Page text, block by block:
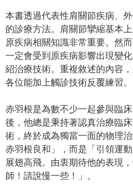
本書透過代表性肩關節疾病、
的診療方法。肩關節攣縮基本
原疾病相關知識非常重要。然
一定會受到原疾病影響出現變
紹治療技術。重複敘述的內容
各位能加上觸診技術反覆練習。
赤羽根是為數不少一起參與臨
後，他總是秉持著認真治療臨
術，終於成為獨當一面的物理
赤羽根良和」，而是「引領運
展翅高飛。由衷期待他的表現
師！請說慢一些！」。